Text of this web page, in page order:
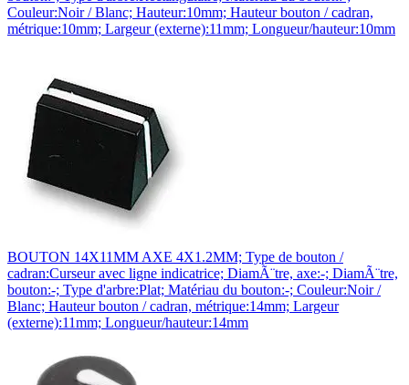
Couleur:Noir / Blanc; Hauteur:10mm; Hauteur bouton / cadran,
métrique:10mm; Largeur (externe):11mm; Longueur/hauteur:10mm
BOUTON 14X11MM AXE 4X1.2MM; Type de bouton /
cadran:Curseur avec ligne indicatrice; DiamÃ¨tre, axe:-; DiamÃ¨tre,
bouton:-; Type d'arbre:Plat; Matériau du bouton:-; Couleur:Noir /
Blanc; Hauteur bouton / cadran, métrique:14mm; Largeur
(externe):11mm; Longueur/hauteur:14mm